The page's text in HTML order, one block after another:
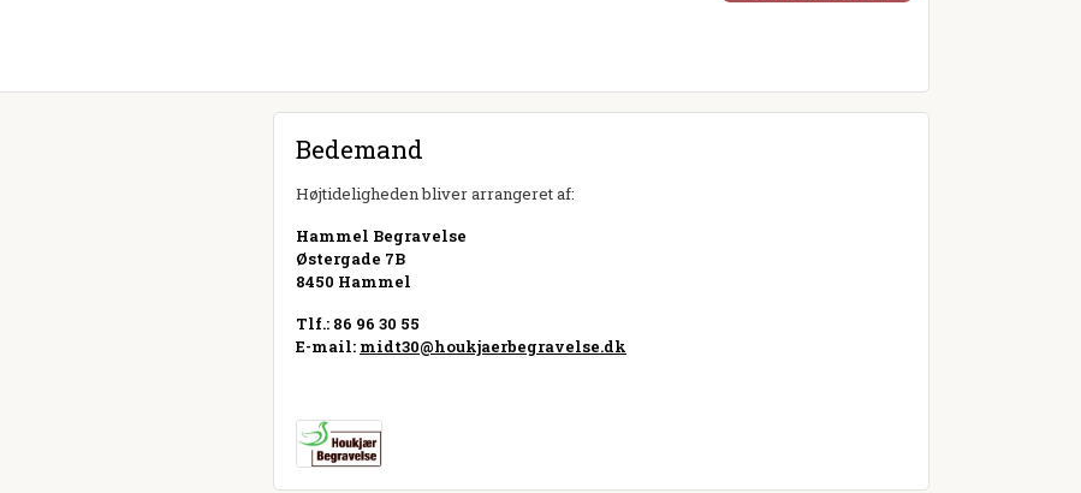
Bedemand
Højtideligheden bliver arrangeret af:
Hammel Begravelse
Østergade 7B
8450 Hammel
Tlf.: 86 96 30 55
E-mail: midt30@houkjaerbegravelse.dk